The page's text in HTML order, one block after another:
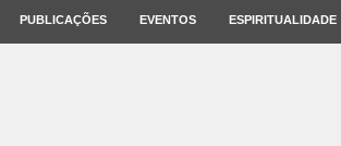
PUBLICAÇÕES EVENTOS ESPIRITUALIDADE